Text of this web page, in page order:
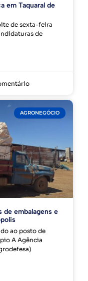
em Taquaral de
de sexta-feira
de
AGRONEGÓCIO
de embalagens e
ao posto de
A Agência